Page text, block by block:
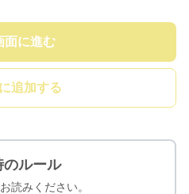
面に進む
追加する
のルール
読みください。